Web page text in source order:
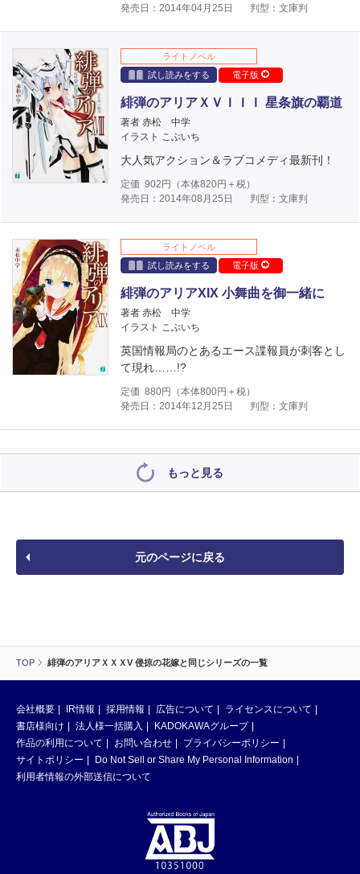
TOP 緋弾のアリアＸＸＸV 侵掠の花嫁と同じシリーズの一覧
発売日：2014年04月25日
判型：文庫判
ライトノベル
試し読みをする
電子版
緋弾のアリアＸＶＩＩＩ 星条旗の覇道
著者 赤松 中学
イラスト こぶいち
大人気アクション＆ラブコメディ最新刊！
定価 902 円（本体820円＋税）
発売日：2014年08月25日
判型：文庫判
ライトノベル
試し読みをする
電子版
緋弾のアリアXIX 小舞曲を御一緒に
著者 赤松 中学
イラスト こぶいち
英国情報局のとあるエース諜報員が刺客とし
て現れ……!?
定価 880円（本体800円＋税）
発売日：2014年12月25日
判型：文庫判
もっと見る
元のページに戻る
会社概要 IR情報 採用情報 広告について
ライセンスについて
書店様向け
法人様一括購入
KADOKAWAグループ
作品の利用について
お問い合わせ
プライバシーポリシー
サイトポリシー
Do Not Sell or Share My Personal Information
利用者情報の外部送信について